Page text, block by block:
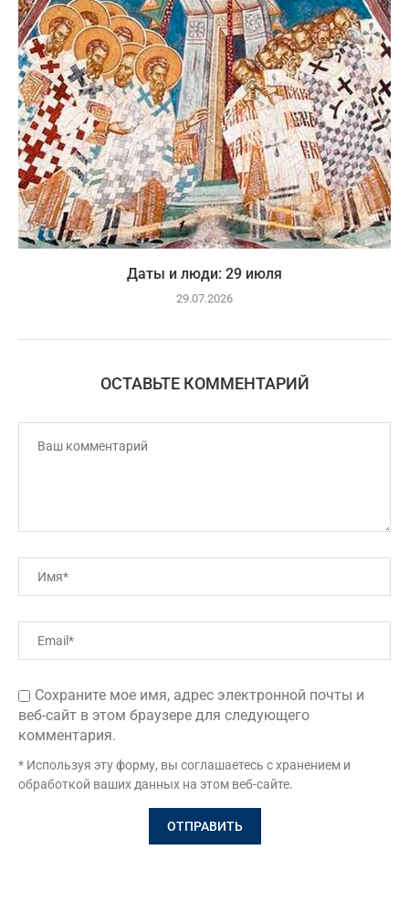
Даты и люди: 29 июля
29.07.2026
ОСТАВЬТЕ КОММЕНТАРИЙ
Сохраните мое имя, адрес электронной почты и
веб-сайт в этом браузере для следующего
комментария.
* Используя эту форму, вы соглашаетесь с хранением и
обработкой ваших данных на этом веб-сайте.